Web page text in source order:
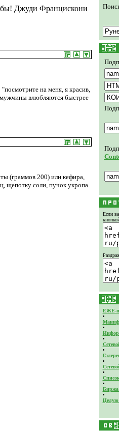
бы! Джуди Францискони
на меня, я красив,
влюбляются быстрее
(граммов 200) или кефира,
щепотку соли, пучок укропа.
Если
ЕЖЕ-
Биржа
Целую